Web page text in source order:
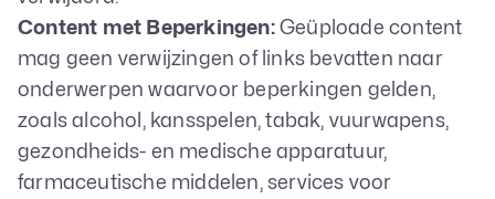
Content met Beperkingen:Geüploade content
mag geen verwijzingen of links bevatten naar
onderwerpen waarvoor beperkingen gelden,
zoals alcohol, kansspelen, tabak, vuurwapens,
gezondheids- en medische apparatuur,
farmaceutische middelen, services voor